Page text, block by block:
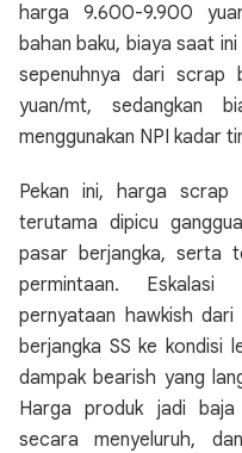
harga 9.600-9.900
bahan baku, biaya saat
sepenuhnya dari scrap
yuan/mt, sedangkan
menggunakan NPI kadar
Pekan ini, harga scrap
terutama dipicu
pasar berjangka, serta
permintaan. Eskalasi
pernyataan hawkish
berjangka SS ke kondisi
dampak bearish yang
Harga produk jadi
secara menyeluruh,